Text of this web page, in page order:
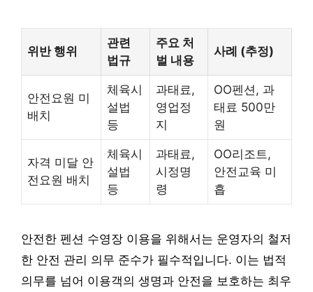
위반 행위
관련
법규
주요 처
벌 내용
사례 (추정)
안전요원 미
배치
체육시
설법
등
과태료,
영업정
지
OO펜션, 과
태료 500만
원
자격 미달 안
전요원 배치
체육시
설법
등
과태료,
시정명
령
OO리조트,
안전교육 미
흡
안전한 펜션 수영장 이용을 위해서는 운영자의 철저
한 안전 관리 의무 준수가 필수적입니다. 이는 법적
의무를 넘어 이용객의 생명과 안전을 보호하는 최우